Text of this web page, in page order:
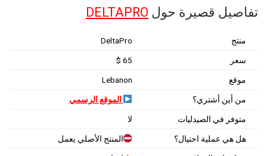
تفاصيل قصيرة حول DELTAPRO
منتج DeltaPro
سعر 65 $
موقع Lebanon
من أين أشتري؟ الموقع الرسمي
متوفر في الصيدليات لا
هل هي عملية احتيال؟ المنتج الأصلي يعمل